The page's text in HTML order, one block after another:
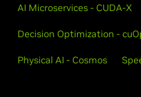
Genauigkeit zu erzielen und
AI Microservices - CUDA-X
Decision Optimization -
Physical AI - Cosmos